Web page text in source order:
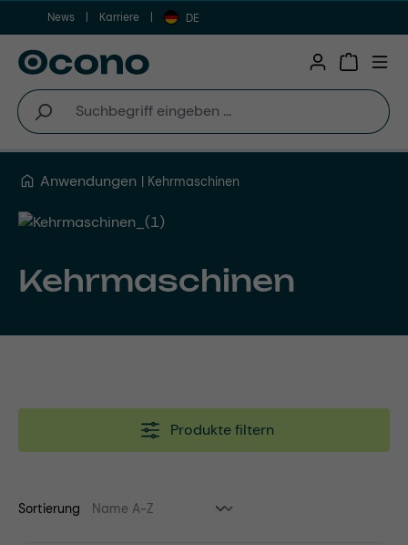
Zum Hauptinhalt springen
News Karriere DE
Anwendungen Kehrmaschinen
Kehrmaschinen
Produkte filtern
Sortierung